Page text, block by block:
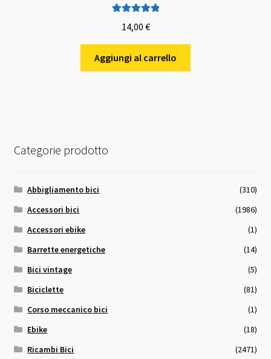
su 5
14,00 €
Aggiungi al carrello
Categorie prodotto
Abbigliamento bici
(310)
Accessori bici
(1986)
Accessori ebike
(1)
Barrette energetiche
(14)
Bici vintage
(5)
Biciclette
(81)
Corso meccanico bici
(1)
Ebike
(18)
Ricambi Bici
(2471)